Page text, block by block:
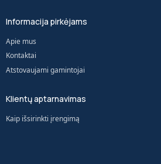
Informacija pirkėjams
Apie mus
Kontaktai
Atstovaujami gamintojai
Klientų aptarnavimas
Kaip išsirinkti įrengimą